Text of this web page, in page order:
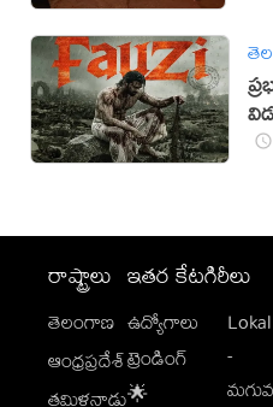
రాష్ట్రాలు
తెలంగాణ
ఆంధ్రప్రదేశ్
తమిళనాడు
ఇతర కేటగిరీలు
ఉద్యోగాలు
ట్రెండింగ్
🌟
Lokal
-
మగువ